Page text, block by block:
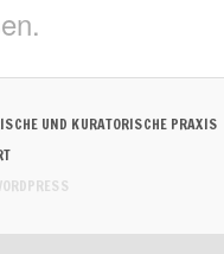
UND KURATORISCHE PRAXIS